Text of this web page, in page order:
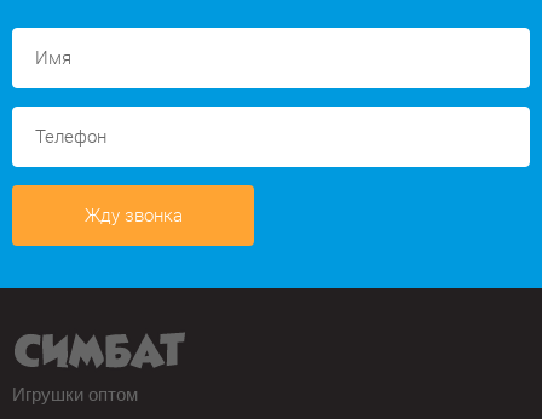
Жду звонка
Игрушки оптом